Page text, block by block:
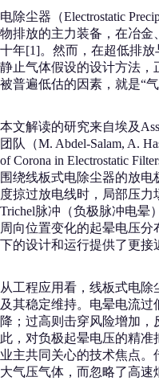
电除尘器（Electrostatic
物排放的主力装备，在冶金
十年[1]。然而，在超低排
静止气体假设的设计方法，
被普遍低估的因素，就是“
本文解读的研究来自埃及
团队（M. Abdel-Salam, A.
of Corona in Electrostatic
围绕线板式电除尘器的放
度掠过放电线时，局部压
Trichel脉冲（负极脉冲电晕
周向位置变化的起晕电压分
下的设计和运行提供了更接
从工程应用看，线板式电
及其稳定维持。电晕电流
降；过高则击穿风险增加，
此，对负极起晕电压的精准
业主共同关心的技术焦点
大气压气体，而忽略了高